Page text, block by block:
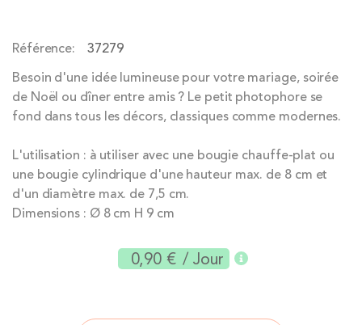
images
gallery
Référence
37279
Besoin d'une idée lumineuse pour votre mariage, soirée
de Noël ou dîner entre amis ? Le petit photophore se
fond dans tous les décors, classiques comme modernes.
L'utilisation : à utiliser avec une bougie chauffe-plat ou
une bougie cylindrique d'une hauteur max. de 8 cm et
d'un diamètre max. de 7,5 cm.
Dimensions : Ø 8 cm H 9 cm
0,90 € / Jour